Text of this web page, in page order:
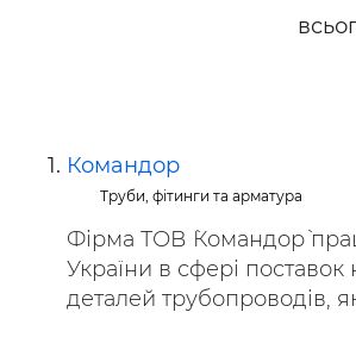
Командор
Труби, фітинги та арматура
Фірма ТОВ `Командор`
України в сфері
деталей трубопроводів,